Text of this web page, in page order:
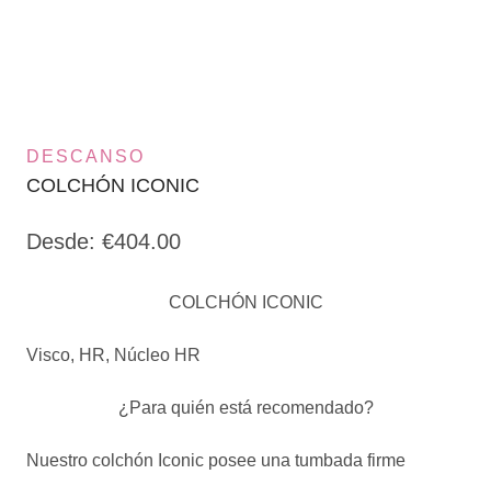
DESCANSO
COLCHÓN ICONIC
Desde: €404.00
COLCHÓN ICONIC
Visco, HR, Núcleo HR
¿Para quién está recomendado?
Nuestro colchón Iconic posee una tumbada firme